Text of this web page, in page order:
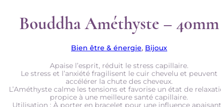
Bouddha Améthyste – 40mm
Bien être & énergie, Bijoux
Apaise l’esprit, réduit le stress capillaire.
Le stress et l’anxiété fragilisent le cuir chevelu et peuvent
accélérer la chute des cheveux.
L’Améthyste calme les tensions et favorise un état de
propice à une meilleure santé capillaire.
Utilisation : À porter en bracelet pour une influence